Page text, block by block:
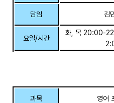
담임 김
요일/시간
화, 목 20:00-
과목 영어